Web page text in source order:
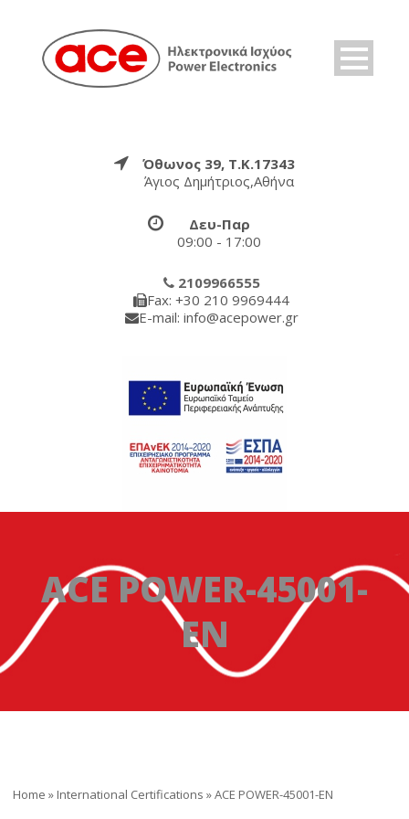
Όθωνος 39, Τ.Κ.17343
Άγιος Δημήτριος,Αθήνα
Δευ-Παρ
09:00 - 17:00
2109966555
Fax: +30 210 9969444
E-mail: info@acepower.gr
ACE POWER-45001-
EN
Home » International Certifications »ACE POWER-45001-EN